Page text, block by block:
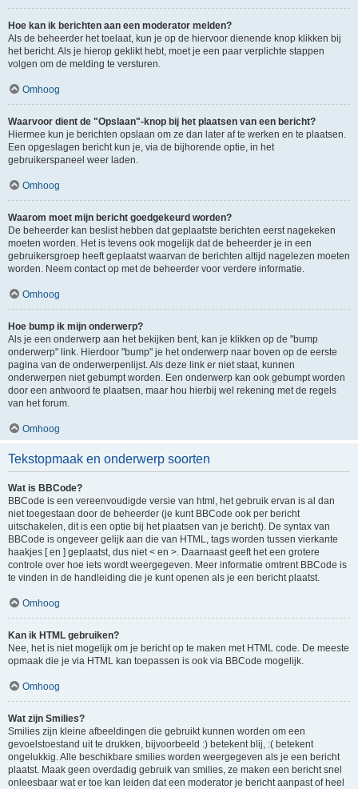
Hoe kan ik berichten aan een moderator melden?
Als de beheerder het toelaat, kun je op de hiervoor dienende knop klikken bij
het bericht. Als je hierop geklikt hebt, moet je een paar verplichte stappen
volgen om de melding te versturen.
Omhoog
Waarvoor dient de "Opslaan"-knop bij het plaatsen van een bericht?
Hiermee kun je berichten opslaan om ze dan later af te werken en te plaatsen.
Een opgeslagen bericht kun je, via de bijhorende optie, in het
gebruikerspaneel weer laden.
Omhoog
Waarom moet mijn bericht goedgekeurd worden?
De beheerder kan beslist hebben dat geplaatste berichten eerst nagekeken
moeten worden. Het is tevens ook mogelijk dat de beheerder je in een
gebruikersgroep heeft geplaatst waarvan de berichten altijd nagelezen moeten
worden. Neem contact op met de beheerder voor verdere informatie.
Omhoog
Hoe bump ik mijn onderwerp?
Als je een onderwerp aan het bekijken bent, kan je klikken op de "bump
onderwerp" link. Hierdoor "bump" je het onderwerp naar boven op de eerste
pagina van de onderwerpenlijst. Als deze link er niet staat, kunnen
onderwerpen niet gebumpt worden. Een onderwerp kan ook gebumpt worden
door een antwoord te plaatsen, maar hou hierbij wel rekening met de regels
van het forum.
Omhoog
Tekstopmaak en onderwerp soorten
Wat is BBCode?
BBCode is een vereenvoudigde versie van html, het gebruik ervan is al dan
niet toegestaan door de beheerder (je kunt BBCode ook per bericht
uitschakelen, dit is een optie bij het plaatsen van je bericht). De syntax van
BBCode is ongeveer gelijk aan die van HTML, tags worden tussen vierkante
haakjes [ en ] geplaatst, dus niet < en >. Daarnaast geeft het een grotere
controle over hoe iets wordt weergegeven. Meer informatie omtrent BBCode is
te vinden in de handleiding die je kunt openen als je een bericht plaatst.
Omhoog
Kan ik HTML gebruiken?
Nee, het is niet mogelijk om je bericht op te maken met HTML code. De meeste
opmaak die je via HTML kan toepassen is ook via BBCode mogelijk.
Omhoog
Wat zijn Smilies?
Smilies zijn kleine afbeeldingen die gebruikt kunnen worden om een
gevoelstoestand uit te drukken, bijvoorbeeld :) betekent blij, :( betekent
ongelukkig. Alle beschikbare smilies worden weergegeven als je een bericht
plaatst. Maak geen overdadig gebruik van smilies, ze maken een bericht snel
onleesbaar wat er toe kan leiden dat een moderator je bericht aanpast of heel